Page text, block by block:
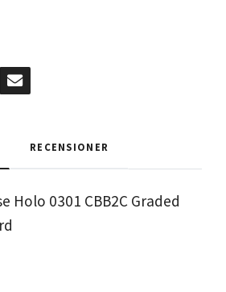
RECENSIONER
Holo 0301 CBB2C Graded